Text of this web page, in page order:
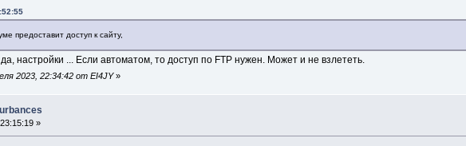
предоставит доступ к сайту,
настройки ... Если автоматом, то доступ по FTP нужен. Может и не взлететь.
2023, 22:34:42 от EI4JY»
»